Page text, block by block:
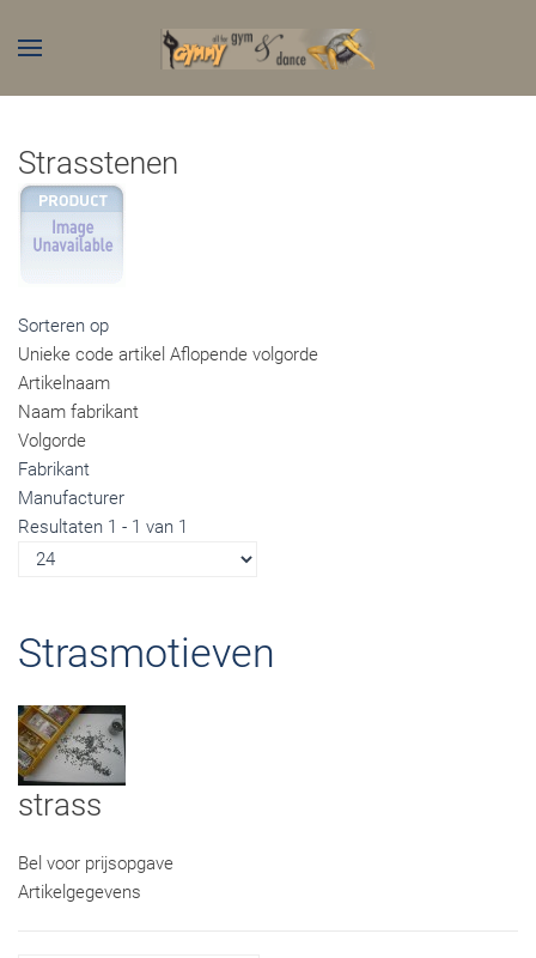
Skip to main content
Strasstenen
Sorteren op
Unieke code artikel Aflopende volgorde
Artikelnaam
Naam fabrikant
Volgorde
Fabrikant
Manufacturer
Resultaten 1 - 1 van 1
Strasmotieven
strass
Bel voor prijsopgave
Artikelgegevens